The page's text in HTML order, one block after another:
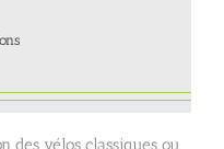
des vélos classiques ou